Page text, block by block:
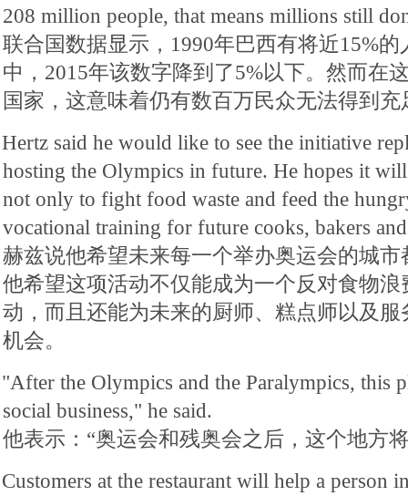
208 million people, that means millions still
联合国数据显示，1990年巴西有将近15%
中，2015年该数字降到了5%以下。然而在
国家，这意味着仍有数百万民众无法得到充
Hertz said he would like to see the initiative
hosting the Olympics in future. He hopes it
not only to fight food waste and feed the
vocational training for future cooks, bakers
赫兹说他希望未来每一个举办奥运会的城
他希望这项活动不仅能成为一个反对食物
动，而且还能为未来的厨师、糕点师以及
机会。
"After the Olympics and the Paralympics, this
social business," he said.
他表示：“奥运会和残奥会之后，这个地方
Customers at the restaurant will help a person